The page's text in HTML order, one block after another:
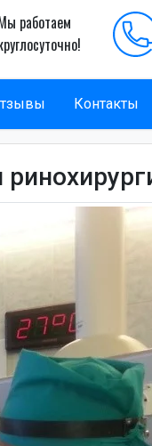
работаем
Контакты